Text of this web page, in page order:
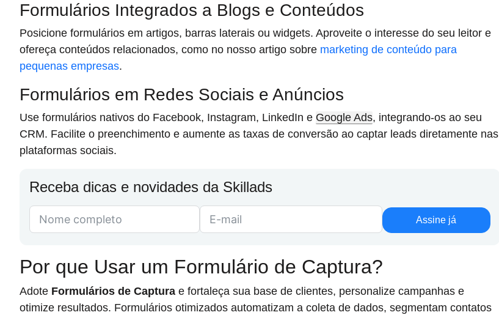
Formulários Integrados a Blogs e Conteúdos
Posicione formulários em artigos, barras laterais ou widgets. Aproveite o interesse do seu leitor e
ofereça conteúdos relacionados, como no nosso artigo sobre marketing de conteúdo para
pequenas empresas.
Formulários em Redes Sociais e Anúncios
Use formulários nativos do Facebook, Instagram, LinkedIn e Google Ads, integrando-os ao seu
CRM. Facilite o preenchimento e aumente as taxas de conversão ao captar leads diretamente nas
plataformas sociais.
Receba dicas e novidades da Skillads
Assine já
Por que Usar um Formulário de Captura?
Adote Formulários de Captura e fortaleça sua base de clientes, personalize campanhas e
otimize resultados. Formulários otimizados automatizam a coleta de dados, segmentam contatos